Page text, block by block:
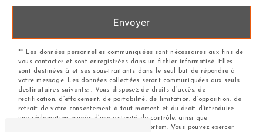
Envoyer
** Les données personnelles communiquées sont nécessaires aux fins de
vous contacter et sont enregistrées dans un fichier informatisé. Elles
sont destinées à et ses sous-traitants dans le seul but de répondre à
votre message. Les données collectées seront communiquées aux seuls
destinataires suivants: . Vous disposez de droits d’accès, de
rectification, d’effacement, de portabilité, de limitation, d’opposition, de
retrait de votre consentement à tout moment et du droit d’introduire
une réclamation auprès d’une autorité de contrôle, ainsi que
d’organiser le sort de vos données post-mortem. Vous pouvez exercer